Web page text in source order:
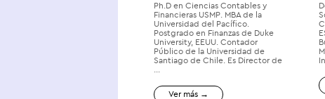
Ph.D en Ciencias Contables y
Financieras USMP. MBA de la
Universidad del Pacífico.
Postgrado en Finanzas de Duke
University, EEUU. Contador
Público de la Universidad de
Santiago de Chile. Es Director de
Ver más →